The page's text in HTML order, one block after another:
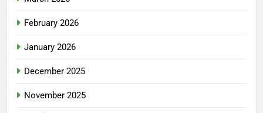
February 2026
January 2026
December 2025
November 2025